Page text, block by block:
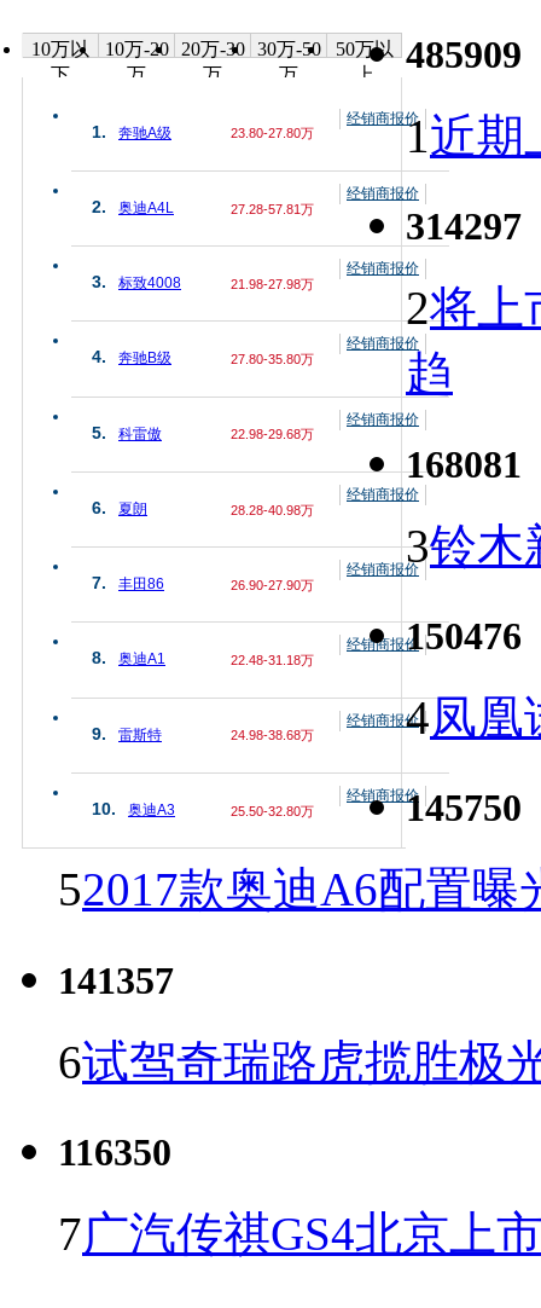
10万以
下
10万-20
万
20万-30
万
30万-50
万
50万以
上
1. 奔驰A级 23.80-27.80万
经销商报价
2. 奥迪A4L 27.28-57.81万
经销商报价
3. 标致4008 21.98-27.98万
经销商报价
4. 奔驰B级 27.80-35.80万
经销商报价
5. 科雷傲 22.98-29.68万
经销商报价
6. 夏朗 28.28-40.98万
经销商报价
7. 丰田86 26.90-27.90万
经销商报价
8. 奥迪A1 22.48-31.18万
经销商报价
9. 雷斯特 24.98-38.68万
经销商报价
10. 奥迪A3 25.50-32.80万
经销商报价
485909
1近期
314297
2将上
趋
168081
3铃木
150476
4凤凰
145750
52017款奥迪A6配置曝
141357
6试驾奇瑞路虎揽胜极
116350
7广汽传祺GS4北京上